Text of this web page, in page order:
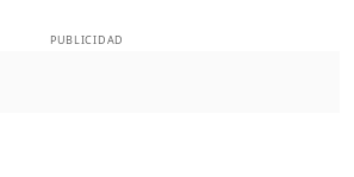
PUBLICIDAD